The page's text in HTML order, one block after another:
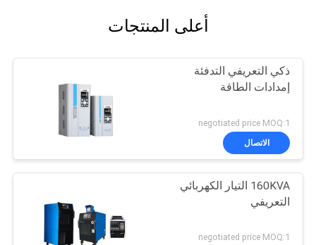
أعلى المنتجات
ذكي التعريفي التدفئة
إمدادات الطاقة
negotiated price MOQ:1
الاتصال
160KVA التيار الكهربائي
التعريفي
negotiated price MOQ:1